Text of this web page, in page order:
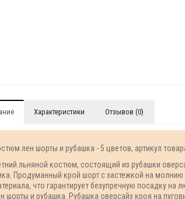
Характеристики Отзывов (0)
лен шорты и рубашка - 5 цветов, артикул
льняной костюм, состоящий из рубашки
Продуманный крой шорт с застежкой на
что гарантирует безупречную посадку
шорты и рубашка. Рубашка оверсайз кроя на